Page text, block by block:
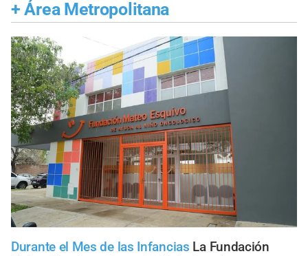
+ Área Metropolitana
Durante el Mes de las Infancias La Fundación